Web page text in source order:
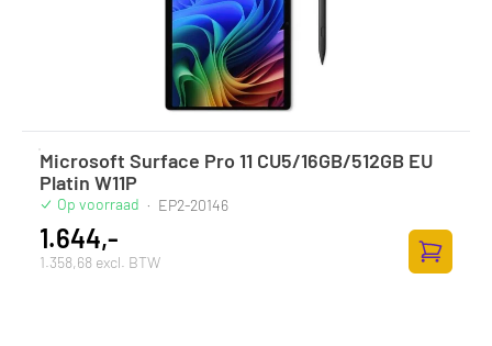
Microsoft Surface Pro 11 CU5/16GB/512GB EU
Platin W11P
Op voorraad · EP2-20146
1.644,-
1.358,68 excl. BTW